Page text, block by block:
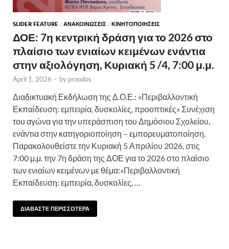
SLIDER FEATURE / ΑΝΑΚΟΙΝΩΣΕΙΣ / ΚΙΝΗΤΟΠΟΙΗΣΕΙΣ
ΔΟΕ: 7η κεντρική δράση για το 2026 στο
πλαίσιο των ενιαίων κειμένων ενάντια
στην αξιολόγηση, Κυριακή 5 /4, 7:00 μ.μ.
April 1, 2026 - by proodos
Διαδικτυακή Εκδήλωση της Δ.Ο.Ε.: «Περιβαλλοντική
Εκπαίδευση: εμπειρία, δυσκολίες, προοπτικές» Συνέχιση
του αγώνα για την υπεράσπιση του Δημόσιου Σχολείου,
ενάντια στην κατηγοριοποίηση – εμπορευματοποίηση.
Παρακολουθείστε την Κυριακή 5 Απριλίου 2026, στις
7:00 μ.μ. την 7η δράση της ΔΟΕ για το 2026 στο πλαίσιο
των ενιαίων κειμένων με θέμα:«Περιβαλλοντική
Εκπαίδευση: εμπειρία, δυσκολίες, …
ΔΙΑΒΑΣΤΕ ΠΕΡΙΣΣΟΤΕΡΑ